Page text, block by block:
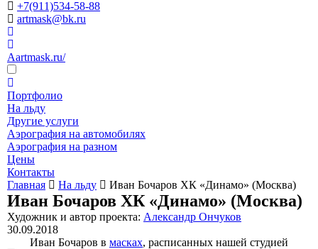
+7(911)534-58-88
artmask@bk.ru
Aartmask.ru/
Портфолио
На льду
Другие услуги
Аэрография на автомобилях
Аэрография на разном
Цены
Контакты
Главная
На льду Иван Бочаров ХК «Динамо» (Москва)
Иван Бочаров ХК «Динамо» (Москва)
Художник и автор проекта: Александр Ончуков
30.09.2018
Иван Бочаров в масках, расписанных нашей студией